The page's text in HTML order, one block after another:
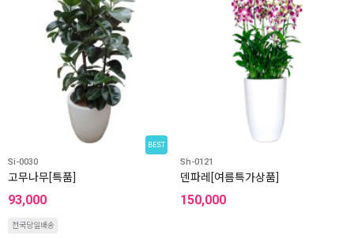
BEST
Si-0030
고무나무[특품]
93,000
전국당일배송
Sh-0121
덴파레[여름특가상품]
150,000